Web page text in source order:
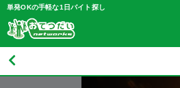
単発OKの手軽な1日バイト探し